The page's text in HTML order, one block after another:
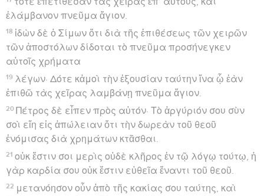
ἐλάμβανον πνεῦμα ἅγιον.
18 ἰδὼν δὲ ὁ Σίμων ὅτι διὰ τῆς ἐπιθέσεως τῶν χειρῶν
τῶν ἀποστόλων δίδοται τὸ πνεῦμα προσήνεγκεν
αὐτοῖς χρήματα
19 λέγων· Δότε κἀμοὶ τὴν ἐξουσίαν ταύτην ἵνα ᾧ ἐὰν
ἐπιθῶ τὰς χεῖρας λαμβάνῃ πνεῦμα ἅγιον.
20 Πέτρος δὲ εἶπεν πρὸς αὐτόν· Τὸ ἀργύριόν σου σὺν
σοὶ εἴη εἰς ἀπώλειαν ὅτι τὴν δωρεὰν τοῦ θεοῦ
ἐνόμισας διὰ χρημάτων κτᾶσθαι.
21 οὐκ ἔστιν σοι μερὶς οὐδὲ κλῆρος ἐν τῷ λόγῳ τούτῳ, ἡ
γὰρ καρδία σου οὐκ ἔστιν εὐθεῖα ἔναντι τοῦ θεοῦ.
22 μετανόησον οὖν ἀπὸ τῆς κακίας σου ταύτης, καὶ